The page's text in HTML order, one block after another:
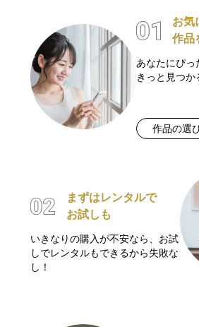
お気
作品
あなたにぴっ
きっと見つか
作品の選
まずはレンタルで
お試しも
いきなりの購入が不安なら、お試
しでレンタルもできるから失敗な
し！